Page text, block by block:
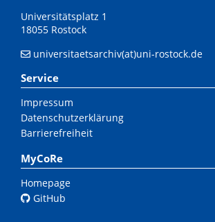
Universitätsplatz 1
18055 Rostock
universitaetsarchiv(at)uni-rostock.de
Service
Impressum
Datenschutzerklärung
Barrierefreiheit
MyCoRe
Homepage
GitHub